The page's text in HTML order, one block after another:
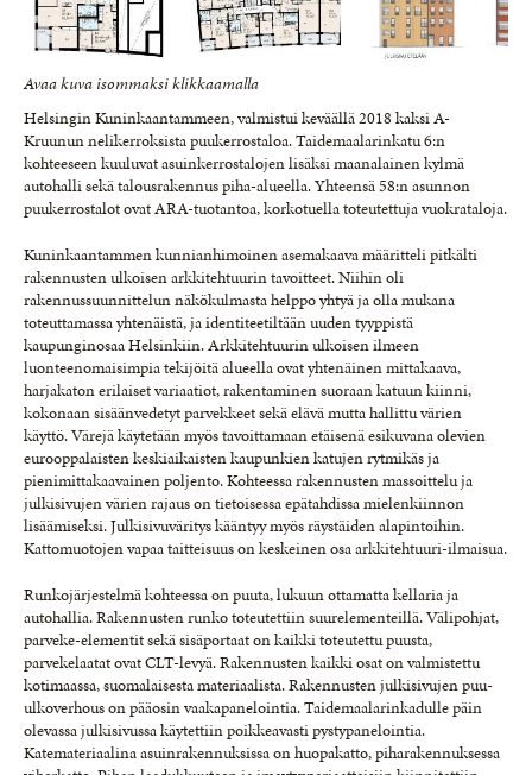
Avaa kuva isommaksi klikkaamalla
Helsingin Kuninkaantammeen, valmistui keväällä 2018 kaksi A-
Kruunun nelikerroksista puukerrostaloa. Taidemaalarinkatu 6:n
kohteeseen kuuluvat asuinkerrostalojen lisäksi maanalainen kylmä
autohalli sekä talousrakennus piha-alueella. Yhteensä 58:n asunnon
puukerrostalot ovat ARA-tuotantoa, korkotuella toteutettuja vuokrataloja.
Kuninkaantammen kunnianhimoinen asemakaava määritteli pitkälti
rakennusten ulkoisen arkkitehtuurin tavoitteet. Niihin oli
rakennussuunnittelun näkökulmasta helppo yhtyä ja olla mukana
toteuttamassa yhtenäistä, ja identiteetiltään uuden tyyppistä
kaupunginosaa Helsinkiin. Arkkitehtuurin ulkoisen ilmeen
luonteenomaisimpia tekijöitä alueella ovat yhtenäinen mittakaava,
harjakaton erilaiset variaatiot, rakentaminen suoraan katuun kiinni,
kokonaan sisäänvedetyt parvekkeet sekä elävä mutta hallittu värien
käyttö. Värejä käytetään myös tavoittamaan etäisenä esikuvana olevien
eurooppalaisten keskiaikaisten kaupunkien katujen rytmikäs ja
pienimittakaavainen poljento. Kohteessa rakennusten massoittelu ja
julkisivujen värien rajaus on tietoisessa epätahdissa mielenkiinnon
lisäämiseksi. Julkisivuväritys kääntyy myös räystäiden alapintoihin.
Kattomuotojen vapaa taitteisuus on keskeinen osa arkkitehtuuri-ilmaisua.
Runkojärjestelmä kohteessa on puuta, lukuun ottamatta kellaria ja
autohallia. Rakennusten runko toteutettiin suurelementeillä. Välipohjat,
parveke-elementit sekä sisäportaat on kaikki toteutettu puusta,
parvekelaatat ovat CLT-levyä. Rakennusten kaikki osat on valmistettu
kotimaassa, suomalaisesta materiaalista. Rakennusten julkisivujen puu-
ulkoverhous on pääosin vaakapanelointia. Taidemaalarinkadulle päin
olevassa julkisivussa käytettiin poikkeavasti pystypanelointia.
Katemateriaalina asuinrakennuksissa on huopakatto, piharakennuksessa